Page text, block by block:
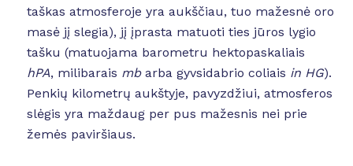
taškas atmosferoje yra aukščiau, tuo mažesnė oro
masė jį slegia), jį įprasta matuoti ties jūros lygio
tašku (matuojama barometru hektopaskaliais
hPA, milibarais mb arba gyvsidabrio coliais in HG).
Penkių kilometrų aukštyje, pavyzdžiui, atmosferos
slėgis yra maždaug per pus mažesnis nei prie
žemės paviršiaus.